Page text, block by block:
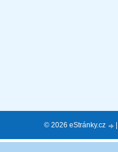
© 2026 eStránky.cz